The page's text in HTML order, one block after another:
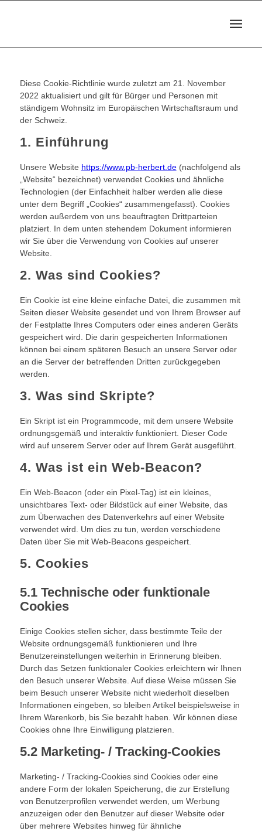
Diese Cookie-Richtlinie wurde zuletzt am 21. November
2022 aktualisiert und gilt für Bürger und Personen mit
ständigem Wohnsitz im Europäischen Wirtschaftsraum und
der Schweiz.
1. Einführung
Unsere Website https://www.pb-herbert.de(nachfolgend als
„Website“ bezeichnet) verwendet Cookies und ähnliche
Technologien (der Einfachheit halber werden alle diese
unter dem Begriff „Cookies“ zusammengefasst). Cookies
werden außerdem von uns beauftragten Drittparteien
platziert. In dem unten stehendem Dokument informieren
wir Sie über die Verwendung von Cookies auf unserer
Website.
2. Was sind Cookies?
Ein Cookie ist eine kleine einfache Datei, die zusammen mit
Seiten dieser Website gesendet und von Ihrem Browser auf
der Festplatte Ihres Computers oder eines anderen Geräts
gespeichert wird. Die darin gespeicherten Informationen
können bei einem späteren Besuch an unsere Server oder
an die Server der betreffenden Dritten zurückgegeben
werden.
3. Was sind Skripte?
Ein Skript ist ein Programmcode, mit dem unsere Website
ordnungsgemäß und interaktiv funktioniert. Dieser Code
wird auf unserem Server oder auf Ihrem Gerät ausgeführt.
4. Was ist ein Web-Beacon?
Ein Web-Beacon (oder ein Pixel-Tag) ist ein kleines,
unsichtbares Text- oder Bildstück auf einer Website, das
zum Überwachen des Datenverkehrs auf einer Website
verwendet wird. Um dies zu tun, werden verschiedene
Daten über Sie mit Web-Beacons gespeichert.
5. Cookies
5.1 Technische oder funktionale
Cookies
Einige Cookies stellen sicher, dass bestimmte Teile der
Website ordnungsgemäß funktionieren und Ihre
Benutzereinstellungen weiterhin in Erinnerung bleiben.
Durch das Setzen funktionaler Cookies erleichtern wir Ihnen
den Besuch unserer Website. Auf diese Weise müssen Sie
beim Besuch unserer Website nicht wiederholt dieselben
Informationen eingeben, so bleiben Artikel beispielsweise in
Ihrem Warenkorb, bis Sie bezahlt haben. Wir können diese
Cookies ohne Ihre Einwilligung platzieren.
5.2 Marketing- / Tracking-Cookies
Marketing- / Tracking-Cookies sind Cookies oder eine
andere Form der lokalen Speicherung, die zur Erstellung
von Benutzerprofilen verwendet werden, um Werbung
anzuzeigen oder den Benutzer auf dieser Website oder
über mehrere Websites hinweg für ähnliche